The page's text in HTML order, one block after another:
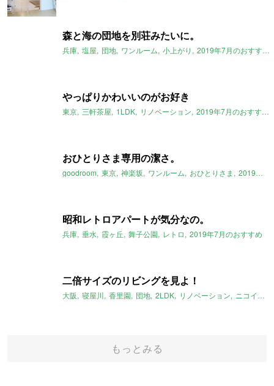
森と海の団地を別荘みたいに。
兵庫 塩屋 団地 ワンルーム 小上がり 2019年7月のおすすめ
やっぱりかわいいのがお好き
東京 三軒茶屋 1LDK リノベーション 2019年7月のおすすめ
おひとりさま専用の潔さ。
goodroom 東京 神楽坂 ワンルーム おひとりさま 2019年7月のおすすめ
昭和レトロアパートが気分なの。
兵庫 垂水 霞ヶ丘 舞子公園 レトロ 2019年7月のおすすめ
二倍サイズのリビングを見よ！
大阪 寝屋川 香里園 団地 2LDK リノベーション ニコイチ
もっとみる